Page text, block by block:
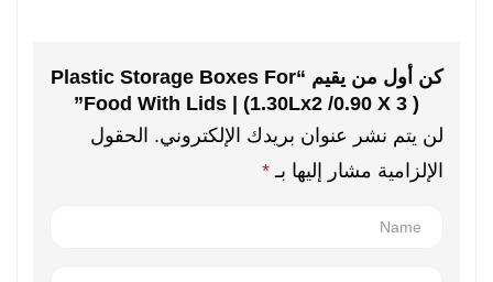
كن أول من يقيم “Plastic Storage Boxes For
Food With Lids | (1.30Lx2 /0.90 X 3 )”
لن يتم نشر عنوان بريدك الإلكتروني. الحقول
الإلزامية مشار إليها بـ *